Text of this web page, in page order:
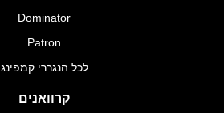
Dominator
Patron
לכל הנגררי קמפינג
קרוואנים